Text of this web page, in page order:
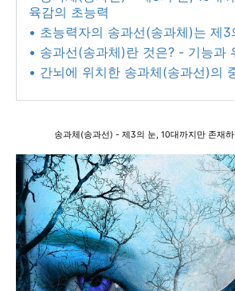
육감의 초능력
• 초능력자의 송과선(송과체)는 제3
• 송과선(송과체)란 것은? - 기능과
• 간뇌에 위치한 송과체(송과선)의
송과체(송과선) - 제3의 눈, 10대까지만 존재